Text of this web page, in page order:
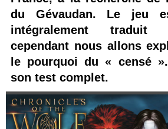
du Gévaudan. Le jeu
intégralement traduit
cependant nous allons
le pourquoi du « censé
son test complet.